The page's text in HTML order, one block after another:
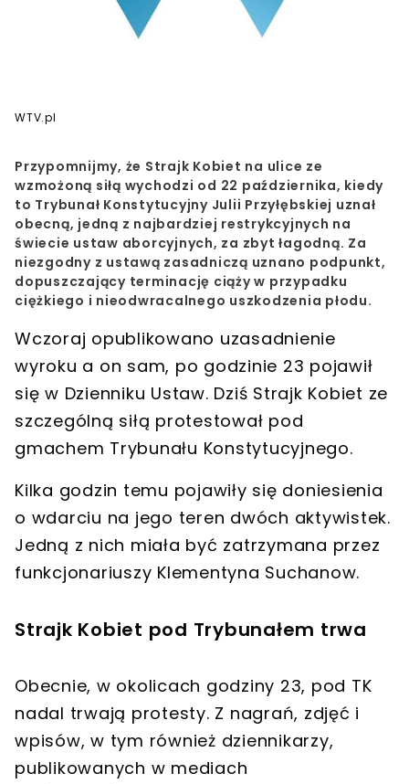
WTV.pl
Przypomnijmy, że Strajk Kobiet na ulice ze
wzmożoną siłą wychodzi od 22 października, kiedy
to Trybunał Konstytucyjny Julii Przyłębskiej uznał
obecną, jedną z najbardziej restrykcyjnych na
świecie ustaw aborcyjnych, za zbyt łagodną. Za
niezgodny z ustawą zasadniczą uznano podpunkt,
dopuszczający terminację ciąży w przypadku
ciężkiego i nieodwracalnego uszkodzenia płodu.
Wczoraj opublikowano uzasadnienie
wyroku a on sam, po godzinie 23 pojawił
się w Dzienniku Ustaw. Dziś Strajk Kobiet ze
szczególną siłą protestował pod
gmachem Trybunału Konstytucyjnego.
Kilka godzin temu pojawiły się doniesienia
o wdarciu na jego teren dwóch aktywistek.
Jedną z nich miała być zatrzymana przez
funkcjonariuszy Klementyna Suchanow.
Strajk Kobiet pod Trybunałem trwa
Obecnie, w okolicach godziny 23, pod TK
nadal trwają protesty. Z nagrań, zdjęć i
wpisów, w tym również dziennikarzy,
publikowanych w mediach